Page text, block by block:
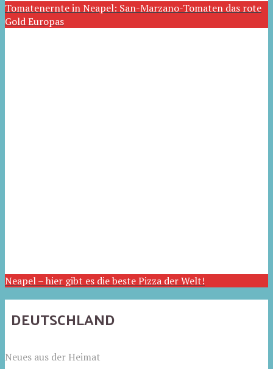
Tomatenernte in Neapel: San-Marzano-Tomaten das rote
Gold Europas
Neapel – hier gibt es die beste Pizza der Welt!
DEUTSCHLAND
Neues aus der Heimat